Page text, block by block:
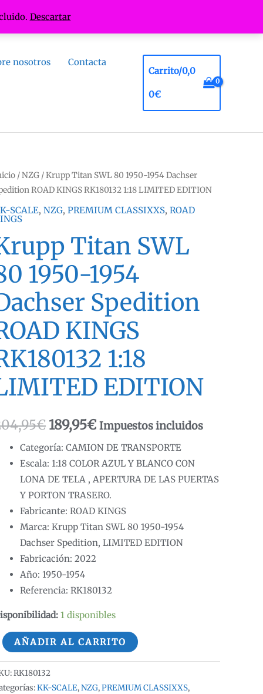
Descartar
nosotros Contacta
Carrito/0,0
0€
/NZG / Krupp Titan SWL 80 1950-1954 Dachser
ROAD KINGS RK180132 1:18 LIMITED EDITION
SCALE,NZG,PREMIUM CLASSIXXS,ROAD
Titan SWL
1950-1954
Spedition
KINGS
1:18
EDITION
€ El
precio
original
era:
204,95€.
189,95€El
precio
actual
es:
189,95€.
Impuestos incluidos
Categoría: CAMION DE TRANSPORTE
Escala: 1:18 COLOR AZUL Y BLANCO CON
LONA DE TELA , APERTURA DE LAS PUERTAS
Y PORTON TRASERO.
Fabricante: ROAD KINGS
Marca: Krupp Titan SWL 80 1950-1954
Dachser Spedition, LIMITED EDITION
Fabricación: 2022
Año: 1950-1954
Referencia: RK180132
1 disponibles
AÑADIR AL CARRITO
RK180132
KK-SCALE,NZG,PREMIUM CLASSIXXS,